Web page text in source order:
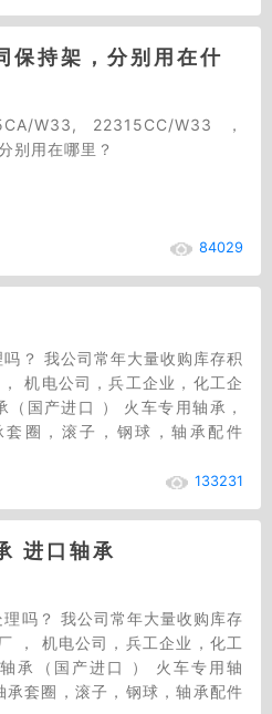
保持架，分别用在什
W33, 22315CC/W33 ，
别用在哪里？
84029
？ 我公司常年大量收购库存积
机电公司，兵工企业，化工企
（国产进口 ） 火车专用轴承，
圈，滚子，钢球，轴承配件
133231
进口轴承
吗？ 我公司常年大量收购库存
， 机电公司，兵工企业，化工
承（国产进口 ） 火车专用轴
套圈，滚子，钢球，轴承配件